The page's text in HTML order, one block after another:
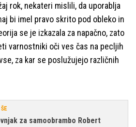
rok, nekateri mislili, da uporablja
bi imel pravo skrito pod obleko in
se je izkazala za napačno, zato
varnostniki oči ves čas na pecljih
za kar se poslužujejo različnih
za samoobrambo Robert